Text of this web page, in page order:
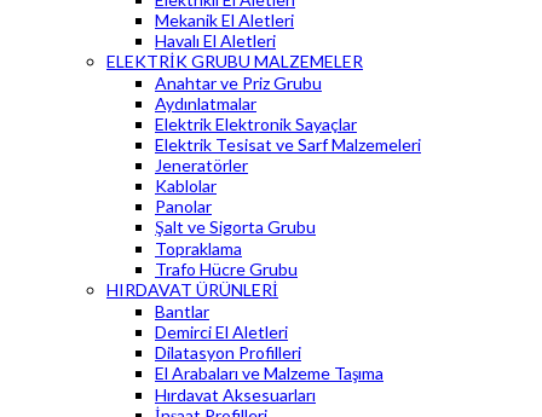
Mekanik El Aletleri
Havalı El Aletleri
ELEKTRİK GRUBU MALZEMELER
Anahtar ve Priz Grubu
Aydınlatmalar
Elektrik Elektronik Sayaçlar
Elektrik Tesisat ve Sarf Malzemeleri
Jeneratörler
Kablolar
Panolar
Şalt ve Sigorta Grubu
Topraklama
Trafo Hücre Grubu
HIRDAVAT ÜRÜNLERİ
Bantlar
Demirci El Aletleri
Dilatasyon Profilleri
El Arabaları ve Malzeme Taşıma
Hırdavat Aksesuarları